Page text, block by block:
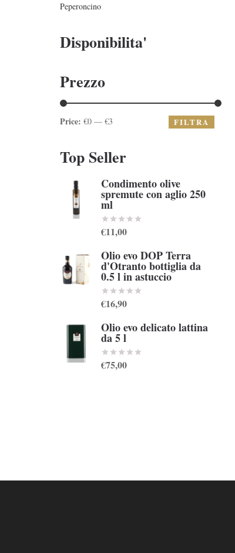
Peperoncino
Disponibilita'
Prezzo
Price: €0 — €3 FILTRA
Top Seller
Condimento olive
spremute con aglio 250
ml
€11,00
Olio evo DOP Terra
d'Otranto bottiglia da
0.5 l in astuccio
€16,90
Olio evo delicato lattina
da 5 l
€75,00